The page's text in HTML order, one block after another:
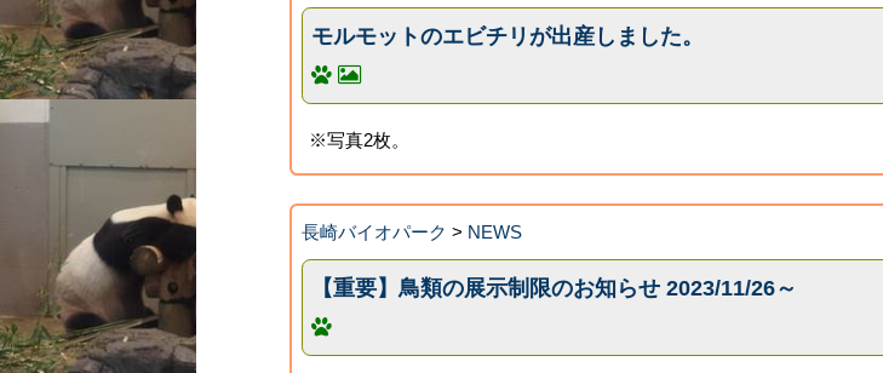
モルモットのエビチリが出産しました。
※写真2枚。
長崎バイオパーク > NEWS
【重要】鳥類の展示制限のお知らせ 2023/11/26～